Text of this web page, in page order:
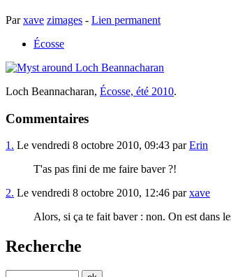
Parxave zimages - Lien permanent
Écosse
Loch Beannacharan, Écosse, été 2010.
Commentaires
1. Le vendredi 8 octobre 2010, 09:43 parErin
T'as pas fini de me faire baver ?!
2. Le vendredi 8 octobre 2010, 12:46 parxave
Alors, si ça te fait baver : non. On est dans
Recherche